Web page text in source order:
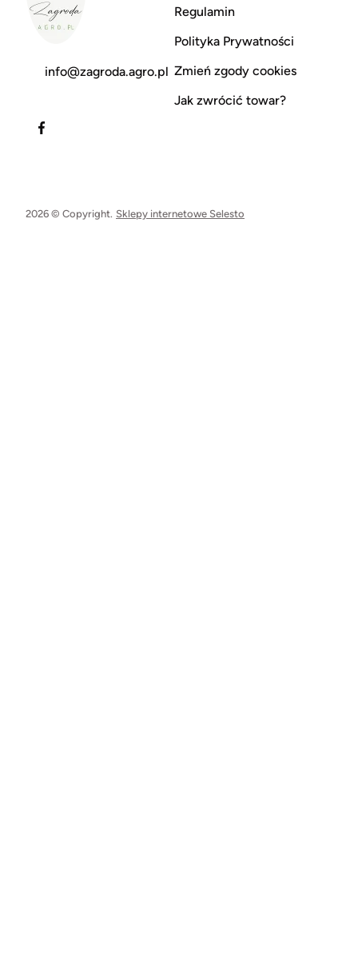
info@zagroda.agro.pl
Regulamin
Polityka Prywatności
Zmień zgody cookies
Jak zwrócić towar?
2026 © Copyright. Sklepy internetowe Selesto